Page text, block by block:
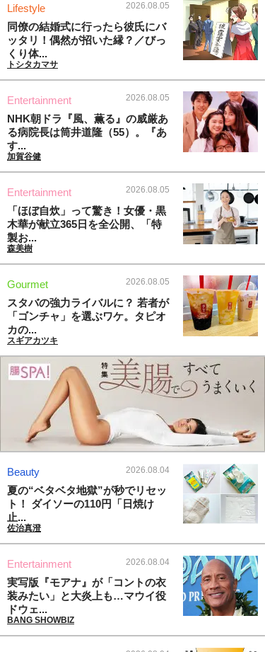
Lifestyle 2026.08.05
同僚の結婚式に行ったら彼氏にバ
ッタリ！偶然が招いた縁？／びっ
くり体...
トシタカマサ
Entertainment 2026.08.05
NHK朝ドラ『風、薫る』の威厳あ
る病院長は筒井道隆（55）。『あ
す...
加賀谷健
Entertainment 2026.08.05
「ほぼ自炊」って驚き！女優・黒
木華が献立365日を全公開、「特
製お...
森美樹
Gourmet 2026.08.05
スタバの強力ライバルに？ 若者が
「ゴンチャ」を選ぶワケ。タピオ
カの...
スギアカツキ
Beauty 2026.08.04
夏の“ベタベタ地獄”が秒でリセッ
ト！ ダイソーの110円「日焼け
止...
佐治真澄
Entertainment 2026.08.04
実写版『モアナ』が「コントの衣
装みたい」と大炎上も…マウイ役
ドウェ...
BANG SHOWBIZ